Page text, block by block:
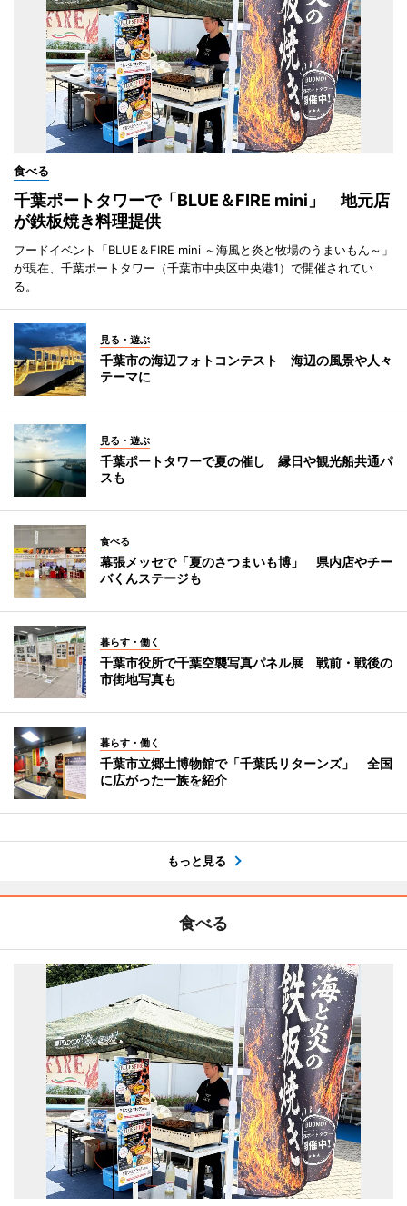
食べる
千葉ポートタワーで「BLUE＆FIRE mini」 地元店
が鉄板焼き料理提供
フードイベント「BLUE＆FIRE mini ～海風と炎と牧場のうまいもん～」
が現在、千葉ポートタワー（千葉市中央区中央港1）で開催されてい
る。
見る・遊ぶ
千葉市の海辺フォトコンテスト 海辺の風景や人々
テーマに
見る・遊ぶ
千葉ポートタワーで夏の催し 縁日や観光船共通パ
スも
食べる
幕張メッセで「夏のさつまいも博」 県内店やチー
バくんステージも
暮らす・働く
千葉市役所で千葉空襲写真パネル展 戦前・戦後の
市街地写真も
暮らす・働く
千葉市立郷土博物館で「千葉氏リターンズ」 全国
に広がった一族を紹介
もっと見る
食べる